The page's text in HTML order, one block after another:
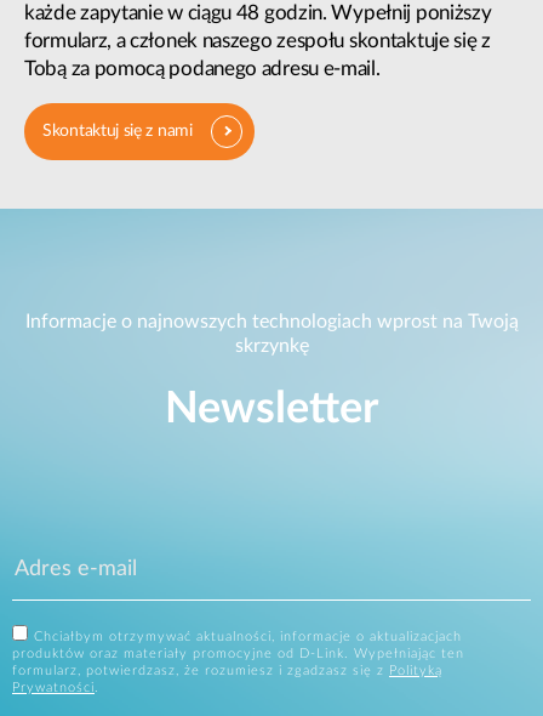
każde zapytanie w ciągu 48 godzin. Wypełnij poniższy
formularz, a członek naszego zespołu skontaktuje się z
Tobą za pomocą podanego adresu e-mail.
Skontaktuj się z nami
Informacje o najnowszych technologiach wprost na Twoją
skrzynkę
Newsletter
Chciałbym otrzymywać aktualności, informacje o aktualizacjach
produktów oraz materiały promocyjne od D-Link. Wypełniając ten
formularz, potwierdzasz, że rozumiesz i zgadzasz się z
Polityką
Prywatności